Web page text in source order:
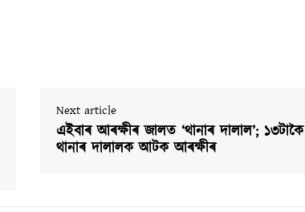
Next article
এইবাৰ আৰক্ষীৰ জালত ‘থানাৰ দালাল’; ১৩টাকৈ
থানাৰ দালালক আটক আৰক্ষীৰ